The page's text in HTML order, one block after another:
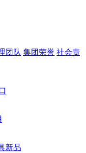
团队 集团荣誉 社会责
新品